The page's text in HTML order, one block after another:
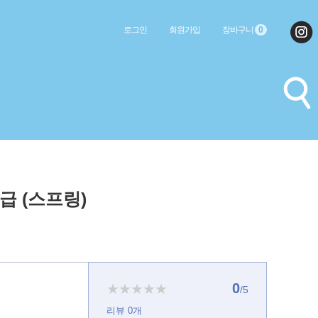
로그인 회원가입 장바구니 0
(스프링)
★★★★★ 0/5
리뷰 0개